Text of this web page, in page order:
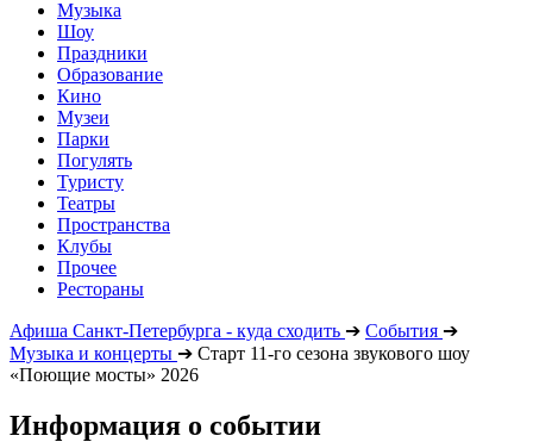
Музыка
Шоу
Праздники
Образование
Кино
Музеи
Парки
Погулять
Туристу
Театры
Пространства
Клубы
Прочее
Рестораны
Афиша Санкт-Петербурга - куда сходить ➔ События ➔
Музыка и концерты ➔ Старт 11-го сезона звукового шоу
«Поющие мосты» 2026
Информация о событии